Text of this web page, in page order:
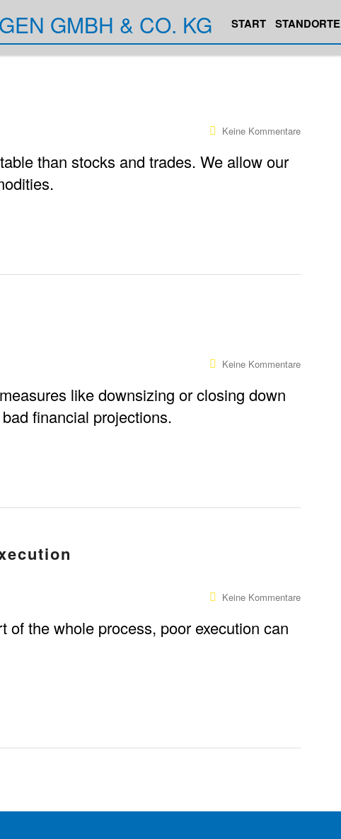
START STANDORTE
Keine Kommentare
than stocks and trades. We allow our
Keine Kommentare
like downsizing or closing down
financial projections.
Keine Kommentare
the whole process, poor execution can